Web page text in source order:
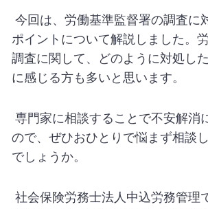
今回は、労働基準監督署の調査に
ポイントについて解説しました。
調査に関して、どのように対処し
に感じる方も多いと思います。
専門家に相談することで不安解消
ので、ぜひおひとりで悩まず相談
でしょうか。
社会保険労務士法人中込労務管理